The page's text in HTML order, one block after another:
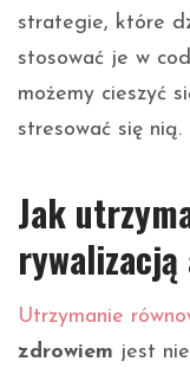
strategie, które
stosować je w
możemy cieszyć
stresować się nią.
Jak
rywalizacją
Utrzymanie
zdrowiem jest